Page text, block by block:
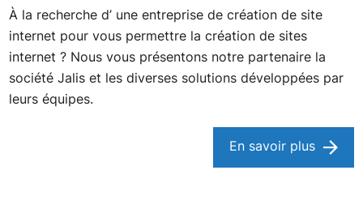
À la recherche d’ une entreprise de création de site
internet pour vous permettre la création de sites
internet ? Nous vous présentons notre partenaire la
société Jalis et les diverses solutions développées par
leurs équipes.
En savoir plus